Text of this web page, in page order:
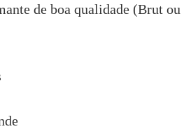
de boa qualidade (Brut ou